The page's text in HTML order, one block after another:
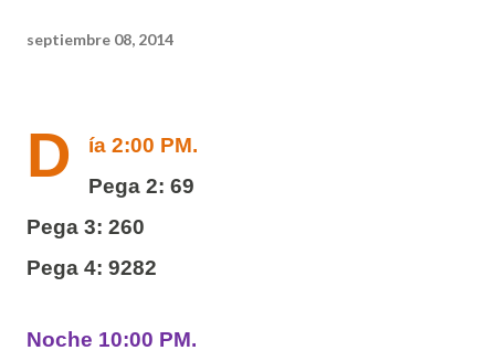
septiembre 08, 2014
D
ía 2:00 PM.
Pega 2: 69
Pega 3: 260
Pega 4: 9282
Noche 10:00 PM.